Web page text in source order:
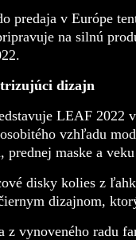
predaja v Európe
na silnú
dizajn
LEAF 2022
vzhľadu
prednej maske a
disky kolies z ľah
dizajnom,
z vynoveného radu